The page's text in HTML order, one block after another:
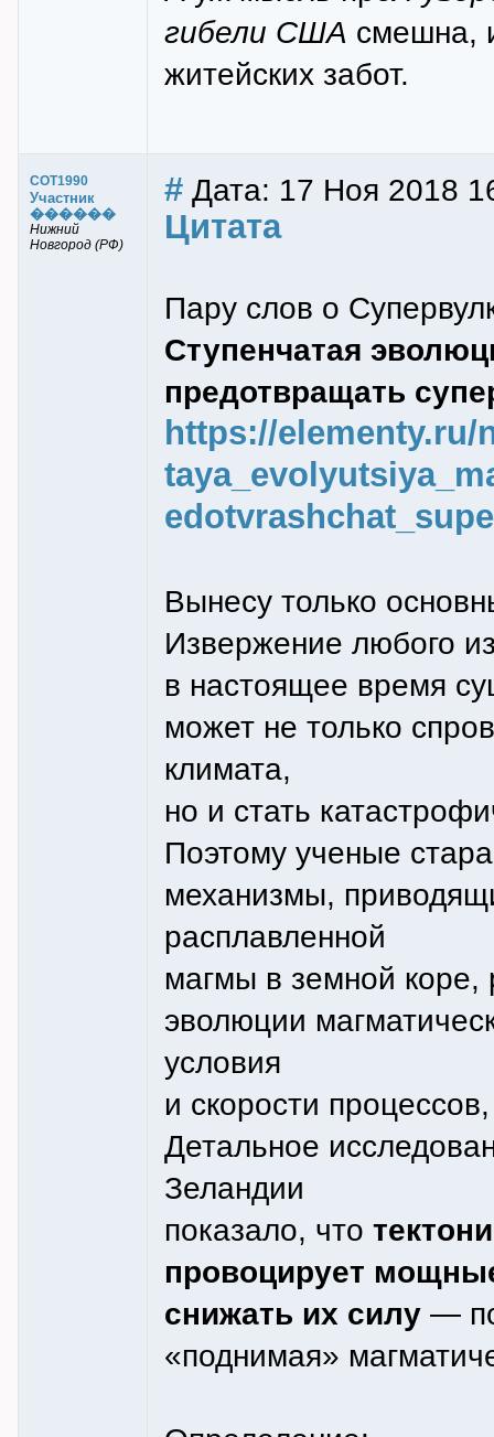
гибели США смешна,
житейских забот.
COT1990
Участник
������
Нижний
Новгород (РФ)
# Дата: 17 Ноя 2018
Цитата
Пару слов о
Ступенчатая
предотвращать
https://elementy.ru/
Вынесу только
Извержение любого
в настоящее время
может не только
климата,
но и стать
Поэтому ученые
механизмы,
расплавленной
магмы в земной коре,
эволюции
условия
и скорости
Детальное
Зеландии
показало, что
провоцирует
снижать их силу —
«поднимая»